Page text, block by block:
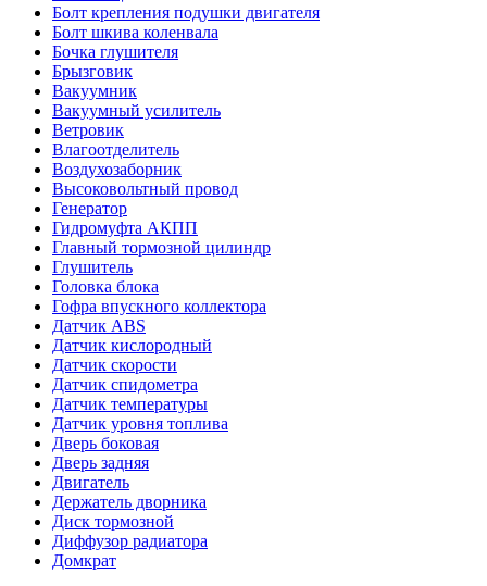
Болт крепления подушки двигателя
Болт шкива коленвала
Бочка глушителя
Брызговик
Вакуумник
Вакуумный усилитель
Ветровик
Влагоотделитель
Воздухозаборник
Высоковольтный провод
Генератор
Гидромуфта АКПП
Главный тормозной цилиндр
Глушитель
Головка блока
Гофра впускного коллектора
Датчик ABS
Датчик кислородный
Датчик скорости
Датчик спидометра
Датчик температуры
Датчик уровня топлива
Дверь боковая
Дверь задняя
Двигатель
Держатель дворника
Диск тормозной
Диффузор радиатора
Домкрат